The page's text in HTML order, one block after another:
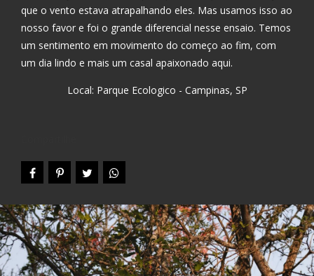
que o vento estava atrapalhando eles. Mas usamos isso ao
nosso favor e foi o grande diferencial nesse ensaio. Temos
um sentimento em movimento do começo ao fim, com
um dia lindo e mais um casal apaixonado aqui.
Local: Parque Ecologico - Campinas, SP